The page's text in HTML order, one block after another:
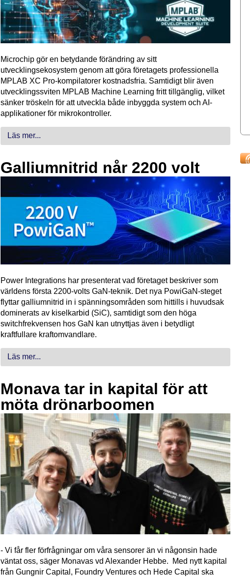
Microchip gör en betydande förändring av sitt
utvecklingsekosystem genom att göra företagets professionella
MPLAB XC Pro-kompilatorer kostnadsfria. Samtidigt blir även
utvecklingssviten MPLAB Machine Learning fritt tillgänglig, vilket
sänker tröskeln för att utveckla både inbyggda system och AI-
applikationer för mikrokontroller.
Läs mer...
Galliumnitrid når 2200 volt
Power Integrations har presenterat vad företaget beskriver som
världens första 2200-volts GaN-teknik. Det nya PowiGaN-steget
flyttar galliumnitrid in i spänningsområden som hittills i huvudsak
dominerats av kiselkarbid (SiC), samtidigt som den höga
switchfrekvensen hos GaN kan utnyttjas även i betydligt
kraftfullare kraftomvandlare.
Läs mer...
Monava tar in kapital för att
möta drönarboomen
- Vi får fler förfrågningar om våra sensorer än vi någonsin hade
väntat oss, säger Monavas vd Alexander Hebbe. Med nytt kapital
från Gungnir Capital, Foundry Ventures och Hede Capital ska